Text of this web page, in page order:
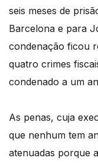
seis meses de
Barcelona e para
condenação ficou
quatro crimes
condenado a um
As penas, cuja
que nenhum tem
atenuadas porque